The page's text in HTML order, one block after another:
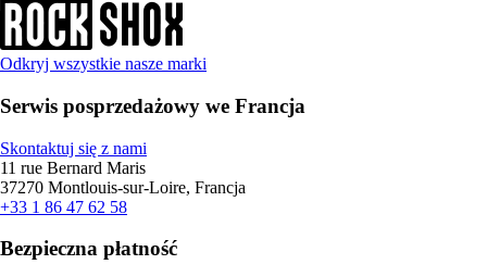
Odkryj wszystkie nasze marki
Serwis posprzedażowy we Francja
Skontaktuj się z nami
11 rue Bernard Maris
37270 Montlouis-sur-Loire, Francja
+33 1 86 47 62 58
Bezpieczna płatność